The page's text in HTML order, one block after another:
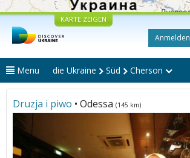
KARTE ZEIGEN
Anmelden
Menu die Ukraine Süd Cherson
Druzja i piwo • Odessa (145 km)